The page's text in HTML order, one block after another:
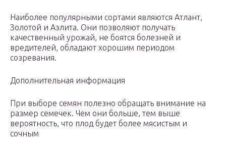
Наиболее популярными сортами являются Атлант,
Золотой и Аэлита. Они позволяют получать
качественный урожай, не боятся болезней и
вредителей, обладают хорошим периодом
созревания.
Дополнительная информация
При выборе семян полезно обращать внимание на
размер семечек. Чем они больше, тем выше
вероятность, что плод будет более мясистым и
сочным